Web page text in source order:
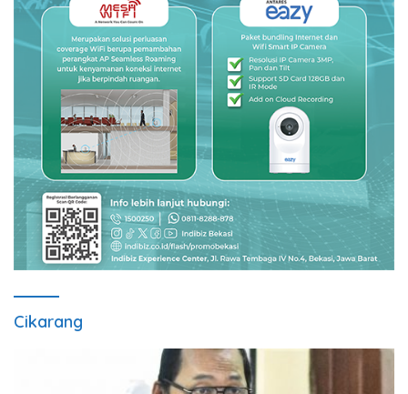
Cikarang